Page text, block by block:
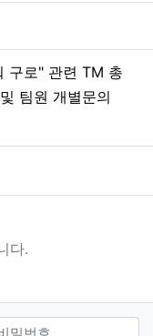
구로" 관련 TM 총
팀원 개별문의
다.
필수